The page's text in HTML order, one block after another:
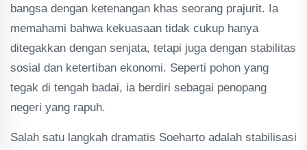
bangsa dengan ketenangan khas seorang prajurit. Ia
memahami bahwa kekuasaan tidak cukup hanya
ditegakkan dengan senjata, tetapi juga dengan stabilitas
sosial dan ketertiban ekonomi. Seperti pohon yang
tegak di tengah badai, ia berdiri sebagai penopang
negeri yang rapuh.
‎Salah satu langkah dramatis Soeharto adalah stabilisasi